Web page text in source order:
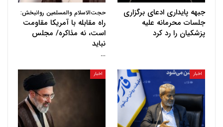
جبهه پایداری ادعای برگزاری
جلسات محرمانه علیه
پزشکیان را رد کرد
حجت‌الاسلام والمسلمین روانبخش:
راه مقابله با آمریکا مقاومت
است، نه مذاکره/ مجلس
نباید
…
اخبار اخبار